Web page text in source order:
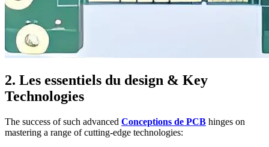
2. Les essentiels du design & Key
Technologies
The success of such advanced Conceptions de PCB hinges on
mastering a range of cutting-edge technologies: